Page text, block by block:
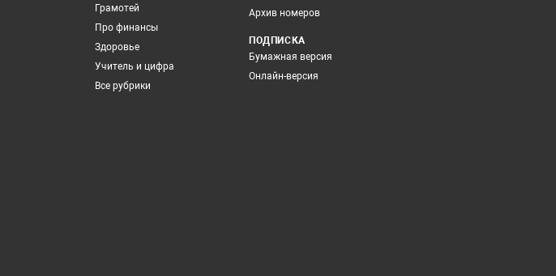
Грамотей
Про финансы
Здоровье
Учитель и цифра
Все рубрики
Архив номеров
ПОДПИСКА
Бумажная версия
Онлайн-версия